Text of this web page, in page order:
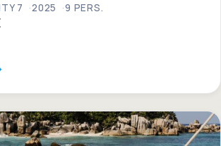
7 2025 9 PERS.